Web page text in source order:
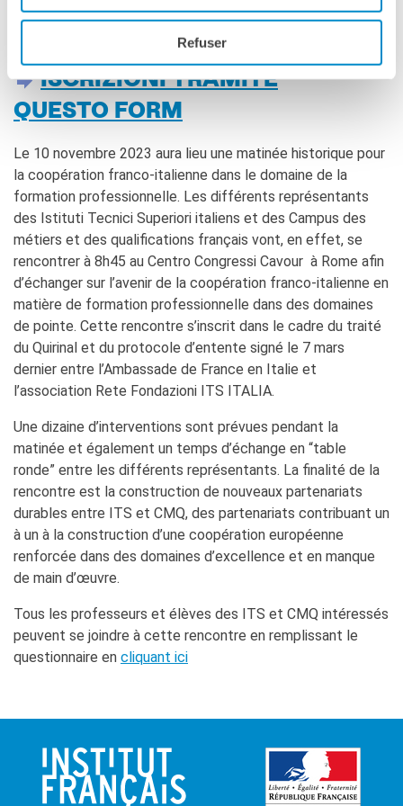
Refuser
Darà luogo a diversi dibattiti ed annunci sul futuro della
cooperazione nel settore tra Italia e Francia.
ISCRIZIONI TRAMITE
QUESTO FORM
Le 10 novembre 2023 aura lieu une matinée historique pour
la coopération franco-italienne dans le domaine de la
formation professionnelle. Les différents représentants
des Istituti Tecnici Superiori italiens et des Campus des
métiers et des qualifications français vont, en effet, se
rencontrer à 8h45 au Centro Congressi Cavour à Rome afin
d’échanger sur l’avenir de la coopération franco-italienne en
matière de formation professionnelle dans des domaines
de pointe. Cette rencontre s’inscrit dans le cadre du traité
du Quirinal et du protocole d’entente signé le 7 mars
dernier entre l’Ambassade de France en Italie et
l’association Rete Fondazioni ITS ITALIA.
Une dizaine d’interventions sont prévues pendant la
matinée et également un temps d’échange en “table
ronde” entre les différents représentants. La finalité de la
rencontre est la construction de nouveaux partenariats
durables entre ITS et CMQ, des partenariats contribuant un
à un à la construction d’une coopération européenne
renforcée dans des domaines d’excellence et en manque
de main d’œuvre.
Tous les professeurs et élèves des ITS et CMQ intéressés
peuvent se joindre à cette rencontre en remplissant le
questionnaire en cliquant ici